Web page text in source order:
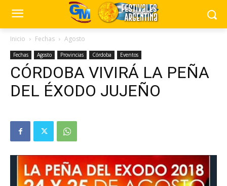
Inicio Fechas Agosto
Fechas Agosto Provincias Córdoba Eventos
CÓRDOBA VIVIRÁ LA PEÑA
DEL ÉXODO JUJEÑO